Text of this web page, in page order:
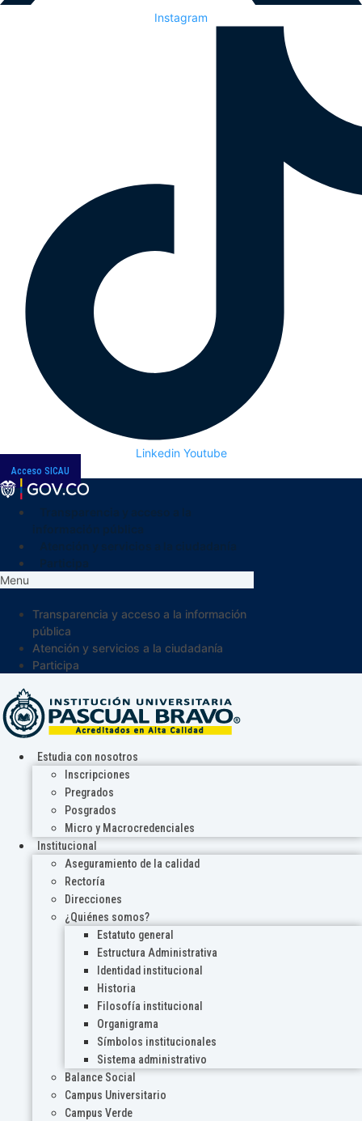
Instagram
Linkedin Youtube
Acceso SICAU
Menu
Transparencia y acceso a la información
pública
Atención y servicios a la ciudadanía
Participa
Estudia con nosotros
Inscripciones
Pregrados
Posgrados
Micro y Macrocredenciales
Institucional
Aseguramiento de la calidad
Rectoría
Direcciones
¿Quiénes somos?
Estatuto general
Estructura Administrativa
Identidad institucional
Historia
Filosofía institucional
Organigrama
Símbolos institucionales
Sistema administrativo
Balance Social
Campus Universitario
Campus Verde